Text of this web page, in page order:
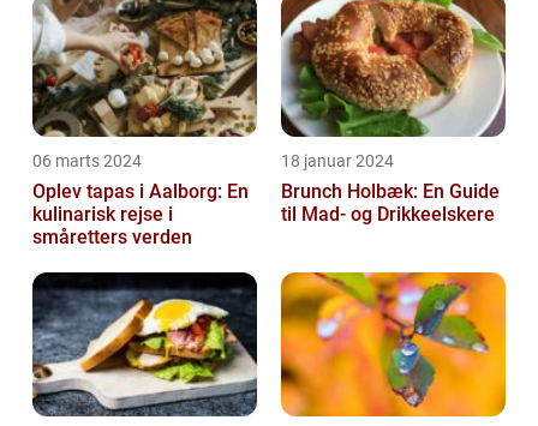
06 marts 2024
Oplev tapas i Aalborg: En
kulinarisk rejse i
småretters verden
18 januar 2024
Brunch Holbæk: En Guide
til Mad- og Drikkeelskere